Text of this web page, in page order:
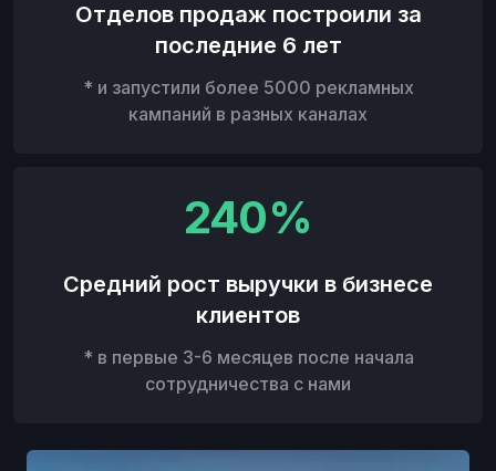
Отделов продаж построили за
последние 6 лет
* и запустили более 5000 рекламных
кампаний в разных каналах
240%
Средний рост выручки в бизнесе
клиентов
* в первые 3-6 месяцев после начала
сотрудничества с нами